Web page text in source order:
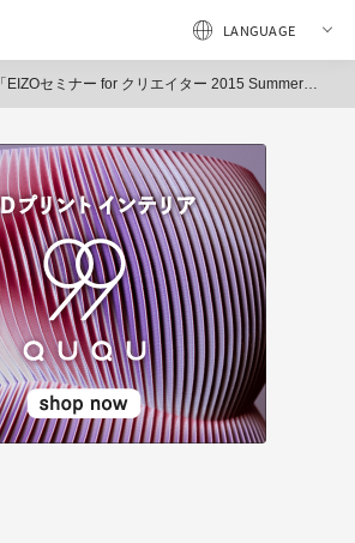
「EIZOセミナー for クリエイター 2015 Summer」開催（EIZO）